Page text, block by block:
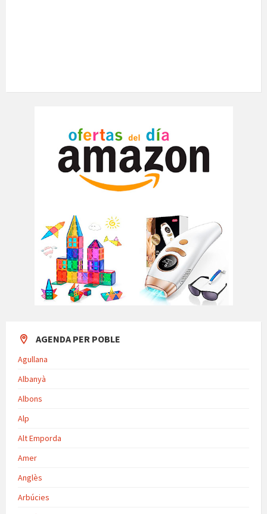
AGENDA PER POBLE
Agullana
Albanyà
Albons
Alp
Alt Emporda
Amer
Anglès
Arbúcies